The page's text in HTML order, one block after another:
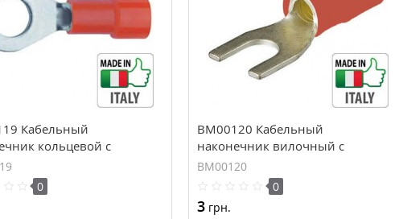
Кабельный
кольцевой с
сечение 0.25-1.5 мм,
0
BM00120 Кабельный
наконечник вилочный с
изоляцией, сечение 0.25-1.5 мм,
BM00120
0
3 грн.